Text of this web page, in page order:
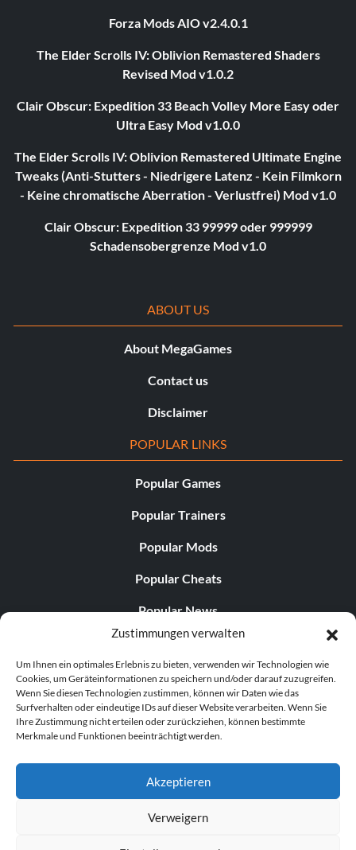
Zustimmungen verwalten
Um Ihnen ein optimales Erlebnis zu bieten, verwenden wir Technologien wie
Cookies, um Geräteinformationen zu speichern und/oder darauf zuzugreifen.
Wenn Sie diesen Technologien zustimmen, können wir Daten wie das
Surfverhalten oder eindeutige IDs auf dieser Website verarbeiten. Wenn Sie
Ihre Zustimmung nicht erteilen oder zurückziehen, können bestimmte
Merkmale und Funktionen beeinträchtigt werden.
Akzeptieren
Verweigern
Forza Mods AIO v2.4.0.1
The Elder Scrolls IV: Oblivion Remastered Shaders
Revised Mod v1.0.2
Clair Obscur: Expedition 33 Beach Volley More Easy oder
Ultra Easy Mod v1.0.0
The Elder Scrolls IV: Oblivion Remastered Ultimate Engine
Tweaks (Anti-Stutters - Niedrigere Latenz - Kein Filmkorn
- Keine chromatische Aberration - Verlustfrei) Mod v1.0
Clair Obscur: Expedition 33 99999 oder 999999
Schadensobergrenze Mod v1.0
ABOUT US
About MegaGames
Contact us
Disclaimer
POPULAR LINKS
Popular Games
Popular Trainers
Popular Mods
Popular Cheats
Popular News
Popular Editorials
Popular Free Games
LATEST UPDATES